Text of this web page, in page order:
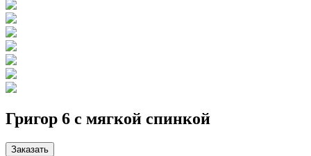
Григор 6 с мягкой спинкой
Заказать